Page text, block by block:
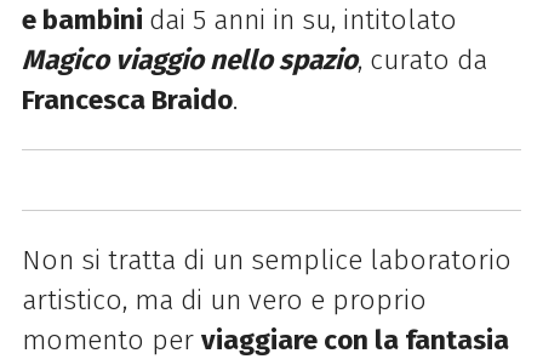
e bambini dai 5 anni in su, intitolato
Magico viaggio nello spazio, curato da
Francesca Braido.
Non si tratta di un semplice laboratorio
artistico, ma di un vero e proprio
momento per viaggiare con la fantasia